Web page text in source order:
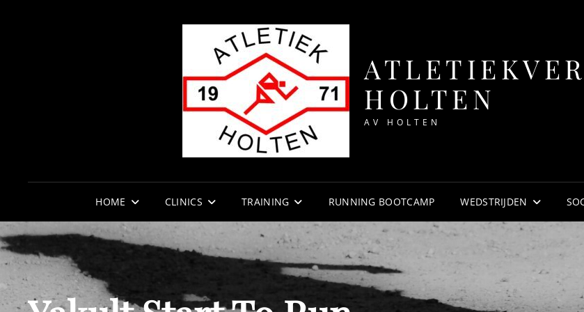
HOLTEN
AV HOLTEN
HOME CLINICS TRAINING RUNNING BOOTCAMP WEDSTRIJDEN